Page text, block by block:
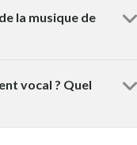
la musique de
vocal ? Quel